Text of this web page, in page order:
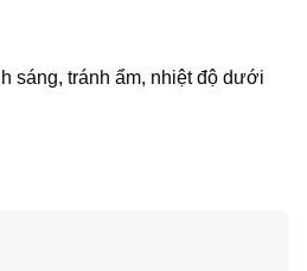
sáng, tránh ẩm, nhiệt độ dưới